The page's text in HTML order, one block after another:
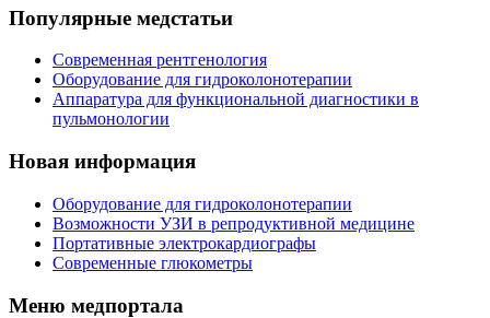
Популярные медстатьи
Современная рентгенология
Оборудование для гидроколонотерапии
Аппаратура для функциональной диагностики в
пульмонологии
Новая информация
Оборудование для гидроколонотерапии
Возможности УЗИ в репродуктивной медицине
Портативные электрокардиографы
Современные глюкометры
Меню медпортала